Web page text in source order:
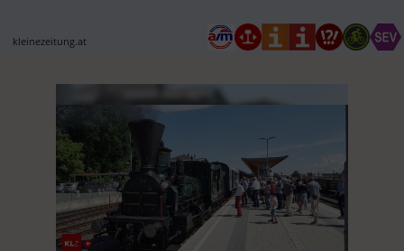
kleinezeitung.at